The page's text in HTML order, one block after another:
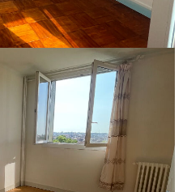
l'appartement est composé
cuisine séparée (non équipée), deux
étage (avec ascenseur) avec une
lumineux. Chauffage collectif, eau
les charges. Colocation acceptée.
chauffage et l'entretien des
honoraires